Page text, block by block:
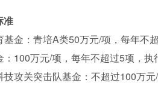
准
基金：青培A类50万元/项，每年不
：100万元/项，每年不超过5项，执
技攻关突击队基金：不超过100万